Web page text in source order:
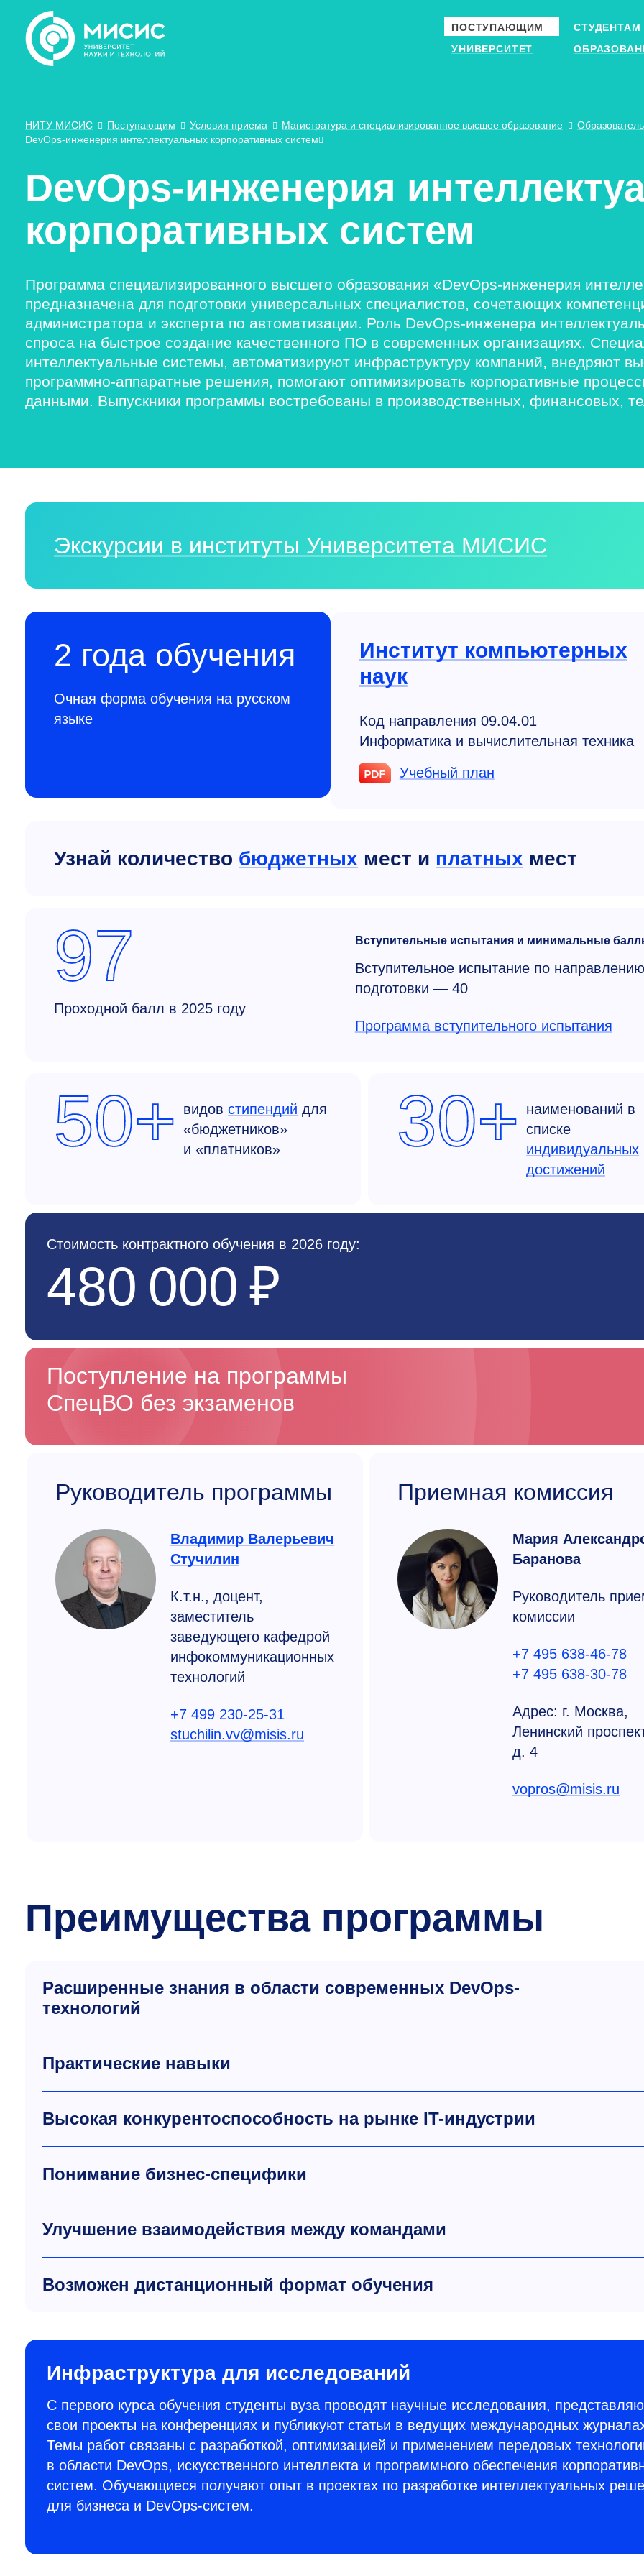
ПОСТУПАЮЩИМ
СТУДЕНТАМ
УНИВЕРСИТЕТ
НИТУ МИСИС Поступающим Условия приема Магистратура и специализированное высшее образование
DevOps-инженерия интеллектуальных корпоративных систем
DevOps-инженерия
корпоративных систем
Программа специализированного высшего образования «DevOps-инженерия
предназначена для подготовки универсальных специалистов, сочетающих
администратора и эксперта по автоматизации. Роль DevOps-инженера
спроса на быстрое создание качественного ПО в современных организациях.
интеллектуальные системы, автоматизируют инфраструктуру компаний, внедряют
программно-аппаратные решения, помогают оптимизировать корпоративные
данными. Выпускники программы востребованы в производственных, финансовых,
Экскурсии в институты Университета МИСИС
2 года обучения
Очная форма обучения на русском
языке
Институт компьютерных
наук
Код направления 09.04.01
Информатика и вычислительная техника
Учебный план
Узнай количество бюджетных мест и платных мест
97
Проходной балл в 2025 году
Вступительные испытания и минимальные
Вступительное испытание по направлению
подготовки — 40
Программа вступительного испытания
50+ видов стипендий для
«бюджетников»
и «платников»
30+
наименований в
списке
индивидуальных
достижений
Стоимость контрактного обучения в 2026 году:
480 000 ₽
Поступление на программы
СпецВО без экзаменов
Руководитель программы
Владимир Валерьевич
Стучилин
К.т.н., доцент,
заместитель
заведующего кафедрой
инфокоммуникационных
технологий
+7 499 230-25-31
stuchilin.vv@misis.ru
Приемная комиссия
Мария
Баранова
Руководитель
комиссии
+7 495 638-46-78
+7 495 638-30-78
Адрес: г. Москва,
Ленинский
д. 4
vopros@misis.ru
Преимущества программы
Расширенные знания в области современных DevOps-
технологий
Практические навыки
Высокая конкурентоспособность на рынке IT-индустрии
Понимание бизнес-специфики
Улучшение взаимодействия между командами
Возможен дистанционный формат обучения
Инфраструктура для исследований
С первого курса обучения студенты вуза проводят научные исследования,
свои проекты на конференциях и публикуют статьи в ведущих международных
Темы работ связаны с разработкой, оптимизацией и применением передовых
в области DevOps, искусственного интеллекта и программного обеспечения
систем. Обучающиеся получают опыт в проектах по разработке интеллектуальных
для бизнеса и DevOps-систем.